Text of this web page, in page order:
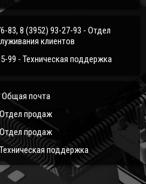
83, 8 (3952) 93-27-93 - Отдел
клиентов
99 - Техническая поддержка
Общая почта
продаж
продаж
поддержка